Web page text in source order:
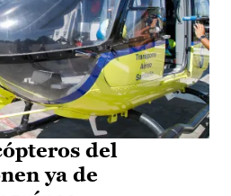
del
ya de